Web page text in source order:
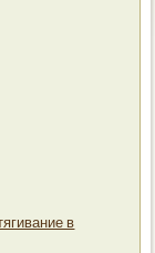
в